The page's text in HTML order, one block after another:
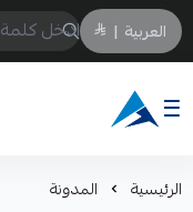
العربية |
Arabtechksa
الرئيسية المدونة